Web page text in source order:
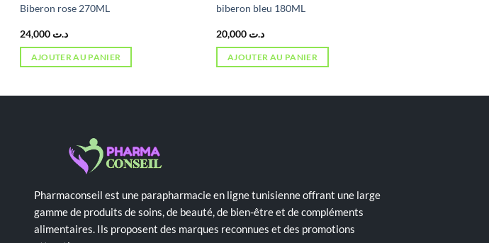
Biberon rose 270ML
د.ت 24,000
AJOUTER AU PANIER
biberon bleu 180ML
د.ت
AJOUTER AU PANIER
Pharmaconseil est une parapharmacie en ligne tunisienne offrant une large
gamme de produits de soins, de beauté, de bien-être et de compléments
alimentaires. Ils proposent des marques reconnues et des promotions